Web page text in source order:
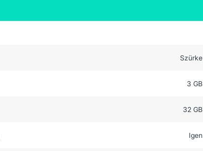
Szürke
3 GB
32 GB
Igen